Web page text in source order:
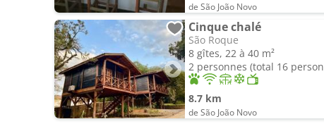
de São João Novo
Cinque chalé
São Roque
8 gîtes, 22 à 40 m²
2 personnes (total 16
8.7 km
de São João Novo